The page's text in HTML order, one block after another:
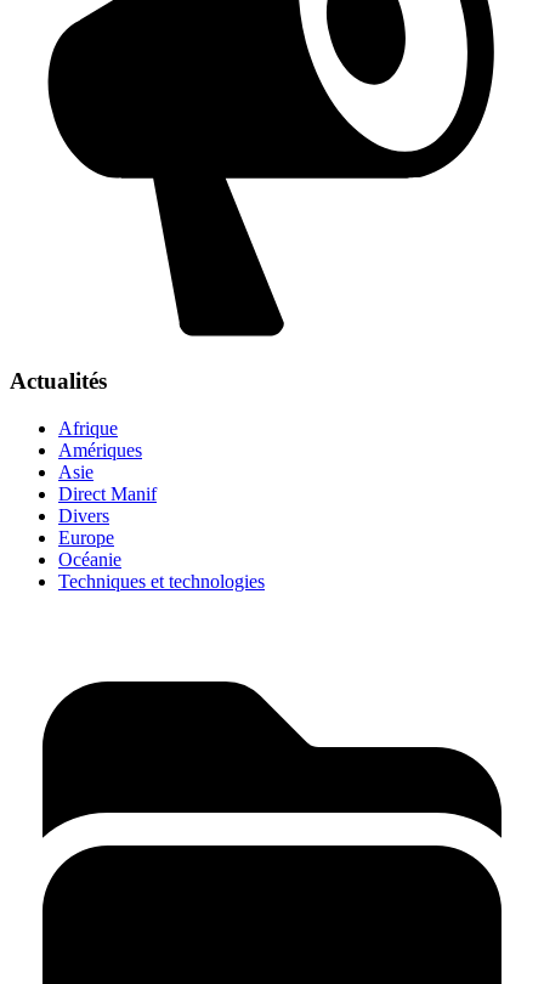
Actualités
Afrique
Amériques
Asie
Direct Manif
Divers
Europe
Océanie
Techniques et technologies